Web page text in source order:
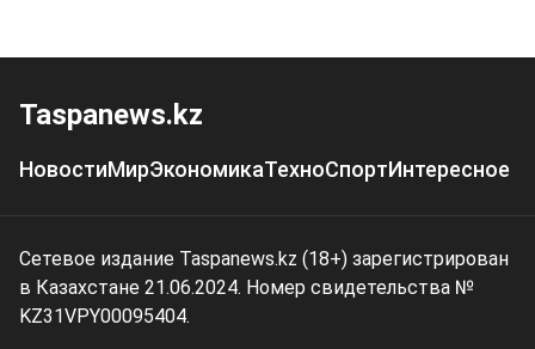
Taspanews.kz
НовостиМирЭкономикаТехноСпортИнтересное
Сетевое издание Taspanews.kz (18+) зарегистрирован
в Казахстане 21.06.2024. Номер свидетельства №
KZ31VPY00095404.